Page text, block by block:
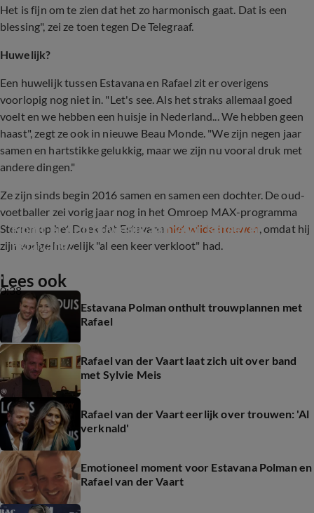
Het is fijn om te zien dat het zo harmonisch gaat. Dat is een
blessing", zei ze toen tegen De Telegraaf.
Huwelijk?
Een huwelijk tussen Estavana en Rafael zit er overigens
voorlopig nog niet in. "Let's see. Als het straks allemaal goed
voelt en we hebben een huisje in Nederland... We hebben geen
haast", zegt ze ook in nieuwe Beau Monde. "We zijn negen jaar
samen en hartstikke gelukkig, maar we zijn nu vooral druk met
andere dingen."
Ze zijn sinds begin 2016 samen en samen een dochter. De oud-
voetballer zei vorig jaar nog in het Omroep MAX-programma
Sterren op het Doek dat Estavana niet wilde trouwen, omdat hij
zijn vorige huwelijk "al een keer verkloot" had.
0:38
Komt er een huwelijk aan voor Rafael en
Estavana?
Lees ook
Estavana Polman onthult trouwplannen met
Rafael
Rafael van der Vaart laat zich uit over band
met Sylvie Meis
Rafael van der Vaart eerlijk over trouwen: 'Al
verknald'
Emotioneel moment voor Estavana Polman en
Rafael van der Vaart